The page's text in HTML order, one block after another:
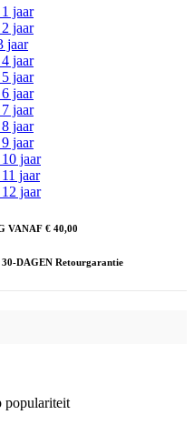
jaar
jaar
jaar
jaar
jaar
jaar
jaar
jaar
jaar
jaar
jaar
jaar
VANAF € 40,00
30-DAGEN Retourgarantie
populariteit